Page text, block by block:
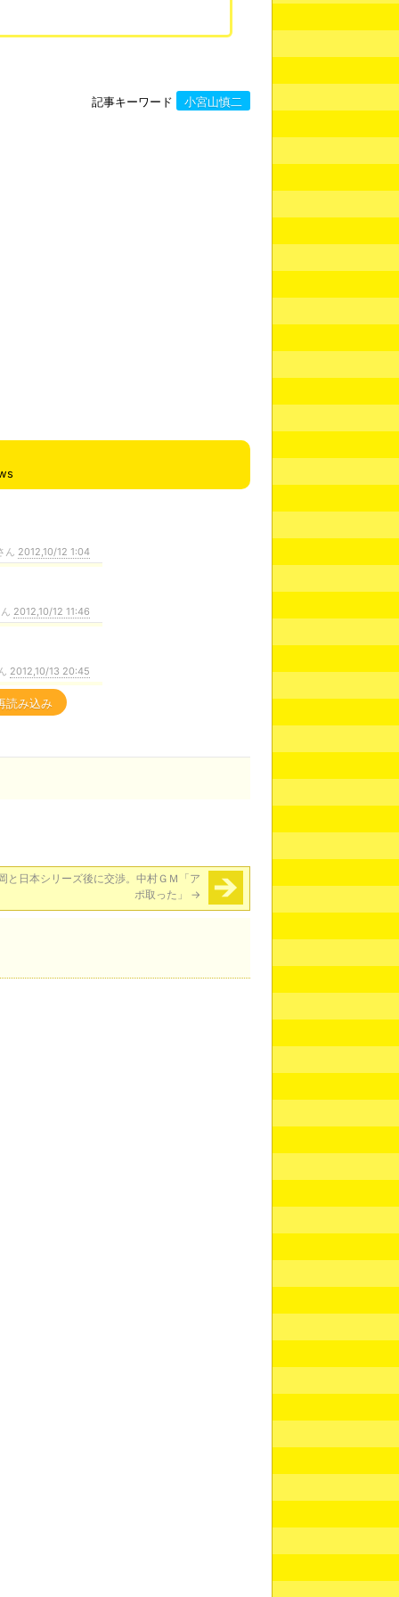
記事キーワード 小宮山慎二
ん 2012,10/12 1:04
2012,10/12 11:46
2012,10/13 20:45
読み込み
と日本シリーズ後に交渉。中村ＧＭ「ア
ポ取った」 →